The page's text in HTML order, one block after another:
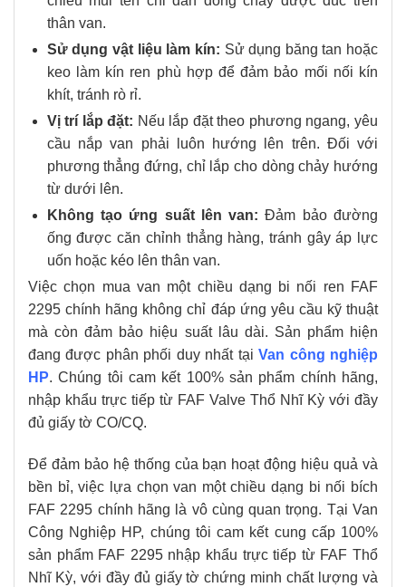
thân van.
Sử dụng vật liệu làm kín: Sử dụng băng tan hoặc
keo làm kín ren phù hợp để đảm bảo mối nối kín
khít, tránh rò rỉ.
Vị trí lắp đặt: Nếu lắp đặt theo phương ngang, yêu
cầu nắp van phải luôn hướng lên trên. Đối với
phương thẳng đứng, chỉ lắp cho dòng chảy hướng
từ dưới lên.
Không tạo ứng suất lên van:Đảm bảo đường
ống được căn chỉnh thẳng hàng, tránh gây áp lực
uốn hoặc kéo lên thân van.
Việc chọn mua van một chiều dạng bi nối ren FAF
2295 chính hãng không chỉ đáp ứng yêu cầu kỹ thuật
mà còn đảm bảo hiệu suất lâu dài. Sản phẩm hiện
đang được phân phối duy nhất tạiVan công nghiệp
HP. Chúng tôi cam kết 100% sản phẩm chính hãng,
nhập khẩu trực tiếp từ FAF Valve Thổ Nhĩ Kỳ với đầy
đủ giấy tờ CO/CQ.
Để đảm bảo hệ thống của bạn hoạt động hiệu quả và
bền bỉ, việc lựa chọn van một chiều dạng bi nối bích
FAF 2295 chính hãng là vô cùng quan trọng. Tại Van
Công Nghiệp HP, chúng tôi cam kết cung cấp 100%
sản phẩm FAF 2295 nhập khẩu trực tiếp từ FAF Thổ
Nhĩ Kỳ, với đầy đủ giấy tờ chứng minh chất lượng và